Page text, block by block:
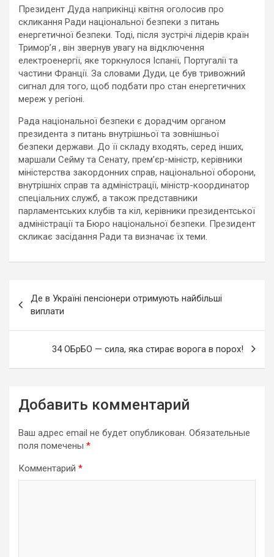
Президент Дуда наприкінці квітня оголосив про
скликання Ради національної безпеки з питань
енергетичної безпеки. Тоді, після зустрічі лідерів країн
Тримор’я , він звернув увагу на відключення
електроенергії, яке торкнулося Іспанії, Португалії та
частини Франції. За словами Дуди, це був тривожний
сигнал для того, щоб подбати про стан енергетичних
мереж у регіоні.
Рада національної безпеки є дорадчим органом
президента з питань внутрішньої та зовнішньої
безпеки держави. До її складу входять, серед інших,
маршали Сейму та Сенату, прем’єр-міністр, керівники
міністерства закордонних справ, національної оборони,
внутрішніх справ та адміністрації, міністр-координатор
спеціальних служб, а також представники
парламентських клубів та кіл, керівники президентської
адміністрації та Бюро національної безпеки. Президент
скликає засідання Ради та визначає їх теми.
по
записям
Де в Україні пенсіонери отримують найбільші
виплати
34 ОБрБО — сила, яка стирає ворога в порох!
Добавить комментарий
Ваш адрес email не будет опубликован. Обязательные
поля помечены *
Комментарий *